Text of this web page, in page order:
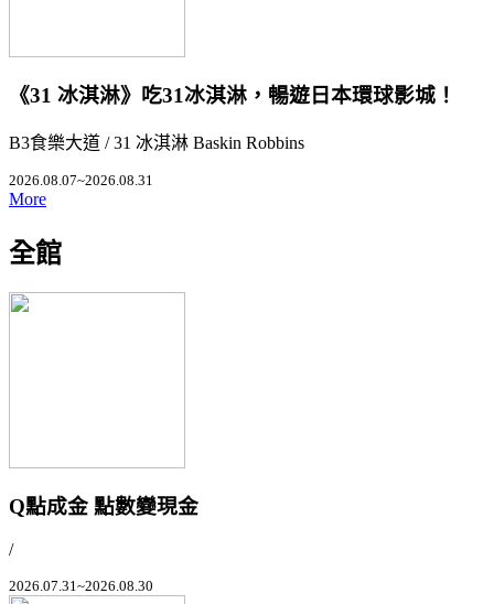
《31 冰淇淋》吃31冰淇淋，暢遊日本環球影城！
B3食樂大道 / 31 冰淇淋 Baskin Robbins
2026.08.07~2026.08.31
More
全館
Q點成金 點數變現金
/
2026.07.31~2026.08.30